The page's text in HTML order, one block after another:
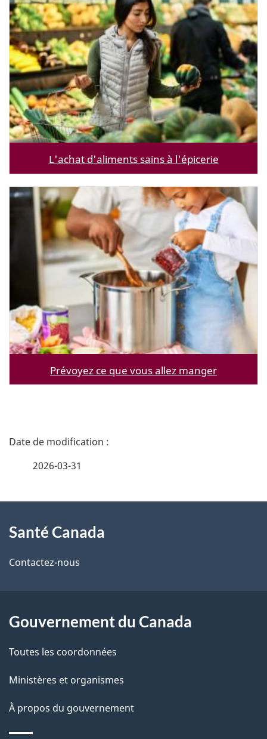
L'achat d'aliments sains à l'épicerie
Prévoyez ce que vous allez manger
D
i
l
d
e
p
2026-03-31
propos
de
site
Santé Canada
Contactez-nous
Gouvernement du Canada
Toutes les coordonnées
Ministères et organismes
À propos du gouvernement